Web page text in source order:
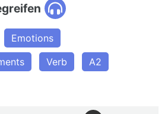
Emotions
Verb A2